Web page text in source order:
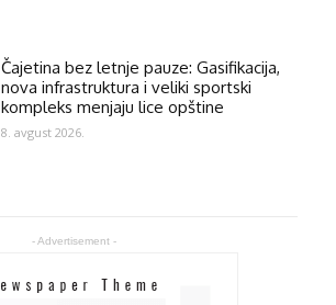
Čajetina bez letnje pauze: Gasifikacija,
nova infrastruktura i veliki sportski
kompleks menjaju lice opštine
8. avgust 2026.
- Advertisement -